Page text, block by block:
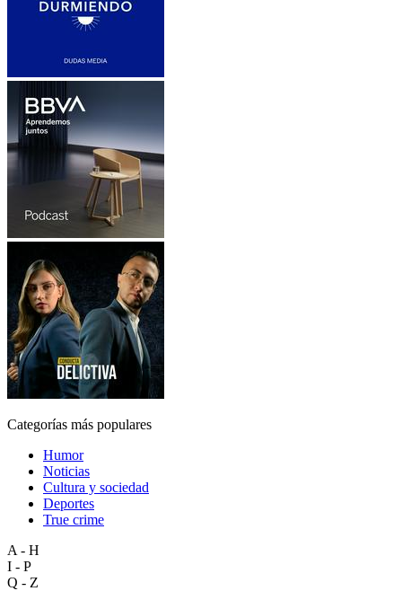
Categorías más populares
Humor
Noticias
Cultura y sociedad
Deportes
True crime
A - H
I - P
Q - Z